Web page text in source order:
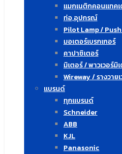
แมกเนติกคอนแทค
ท่อ,อุปกรณ์
Pilot Lamp /
มอเตอร์เบรกเกอร์
คาปาซิเตอร์
มิเตอร์ / พาวเวอร์มิ
Wireway / รางวาย
แบรนด์
ทุกแบรนด์
Schneider
ABB
KJL
Panasonic